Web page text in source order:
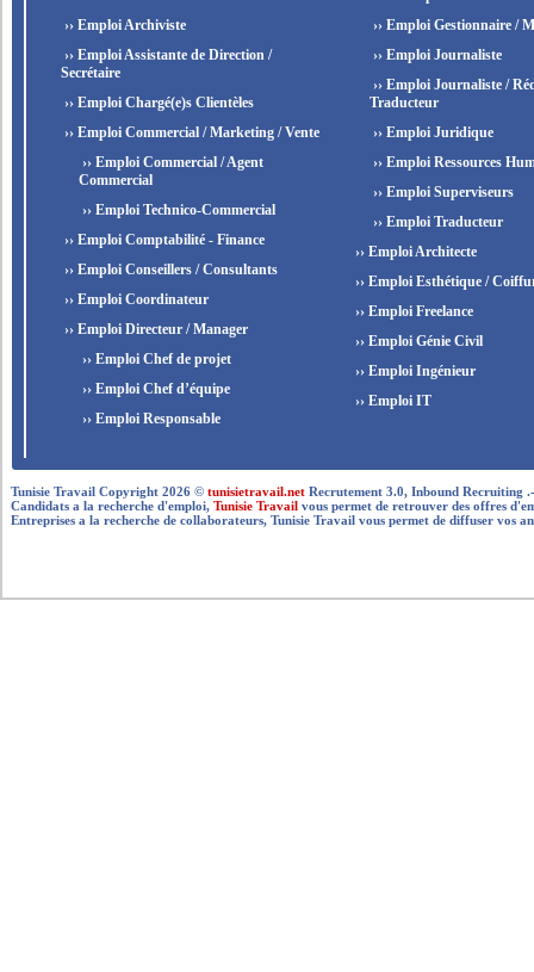
›› Emploi Archiviste
›› Emploi Assistante de Direction /
Secrétaire
›› Emploi Chargé(e)s Clientèles
›› Emploi Commercial / Marketing / Vente
›› Emploi Commercial / Agent
Commercial
›› Emploi Technico-Commercial
›› Emploi Comptabilité - Finance
›› Emploi Conseillers / Consultants
›› Emploi Coordinateur
›› Emploi Directeur / Manager
›› Emploi Chef de projet
›› Emploi Chef d’équipe
›› Emploi Responsable
›› Emploi Gestionnaire /
›› Emploi Journaliste
›› Emploi Journaliste /
Traducteur
›› Emploi Juridique
›› Emploi Ressources
›› Emploi Superviseurs
›› Emploi Traducteur
›› Emploi Architecte
›› Emploi Esthétique /
›› Emploi Freelance
›› Emploi Génie Civil
›› Emploi Ingénieur
›› Emploi IT
Tunisie Travail Copyright 2026 ©tunisietravail.net Recrutement 3.0, Inbound Recruiting
Candidats a la recherche d'emploi,Tunisie Travail vous permet de retrouver des offres
Entreprises a la recherche de collaborateurs, Tunisie Travail vous permet de diffuser vos